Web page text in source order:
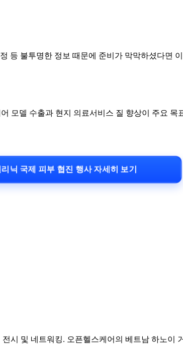
등 불투명한 정보 때문에 준비가 막막하셨다면
모델 수출과 현지 의료서비스 질 향상이 주요
닉 국제 피부 협진 행사 자세히 보기
시 및 네트워킹. 오픈헬스케어의 베트남 하노이